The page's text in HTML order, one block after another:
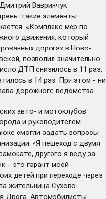
Вавринчук
такие элементы
«Комплекс мер по
движения, который
дорогах в Ново-
позволил значительно
ДТП снизилось в 11 раз,
в 14 раз. При этом - ни
дорожного ведомства.
авто- и мотоклубов
и руководителем
смогли задать вопросы
«Я пешеход с двумя
другого я веду за
- это гарант моей
детей при переходе через
жительница Сухово-
Дрога. Автомобилисты